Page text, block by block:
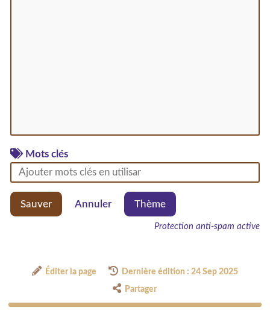
Mots clés
Sauver Annuler Thème
Protection anti-spam active
Éditer la page Dernière édition : 24 Sep 2025
Partager